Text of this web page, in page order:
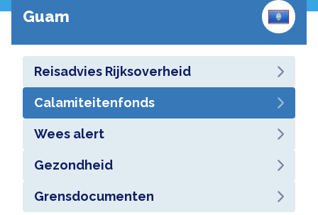
Guam
Reisadvies Rijksoverheid
Calamiteitenfonds
Wees alert
Gezondheid
Grensdocumenten